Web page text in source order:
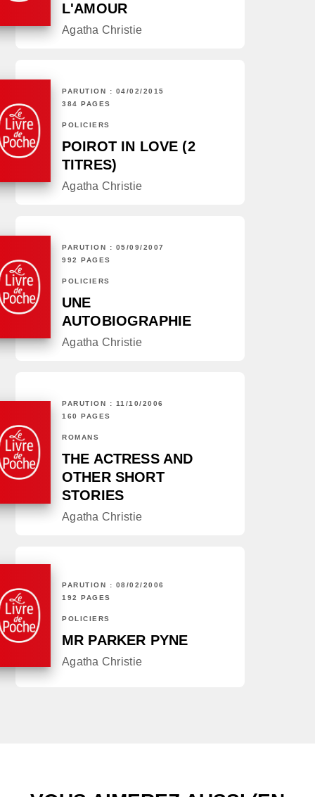
L'AMOUR
Agatha Christie
PARUTION : 04/02/2015
384 PAGES
POLICIERS
POIROT IN LOVE (2
TITRES)
Agatha Christie
PARUTION : 05/09/2007
992 PAGES
POLICIERS
UNE
AUTOBIOGRAPHIE
Agatha Christie
PARUTION : 11/10/2006
160 PAGES
ROMANS
THE ACTRESS AND
OTHER SHORT
STORIES
Agatha Christie
PARUTION : 08/02/2006
192 PAGES
POLICIERS
MR PARKER PYNE
Agatha Christie